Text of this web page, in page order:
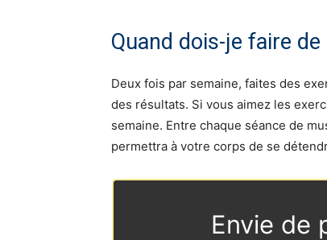
Quand dois-je faire de
Deux fois par semaine, faites des
des résultats. Si vous aimez les
semaine. Entre chaque séance de
permettra à votre corps de se
Envie de